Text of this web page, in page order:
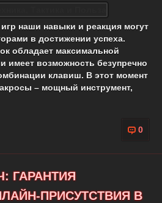
наши навыки и реакция могут
в достижении успеха.
обладает максимальной
имеет возможность безупречно
клавиш. В этот момент
– мощный инструмент,
0
ГАРАНТИЯ
ПРИСУТСТВИЯ В